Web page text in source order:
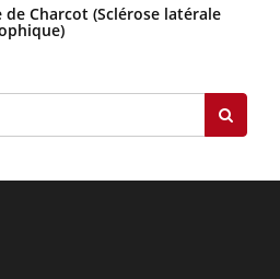
de Charcot (Sclérose latérale